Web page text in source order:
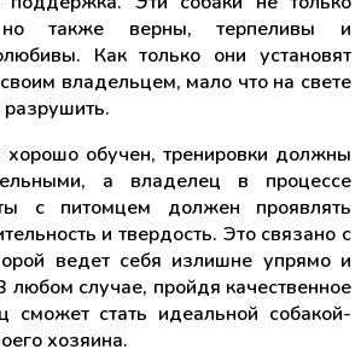
но также верны, терпеливы и
Как только они установят
владельцем, мало что на свете
разрушить.
обучен, тренировки должны
а владелец в процессе
с питомцем должен проявлять
и твердость. Это связано с
ведет себя излишне упрямо и
любом случае, пройдя качественное
сможет стать идеальной собакой-
хозяина.